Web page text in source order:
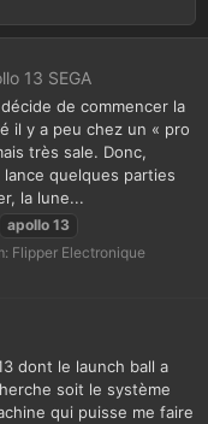
13 SEGA
de commencer la
il y a peu chez un « pro
très sale. Donc,
quelques parties
la lune...
apollo 13
Flipper Electronique
dont le launch ball a
soit le système
qui puisse me faire